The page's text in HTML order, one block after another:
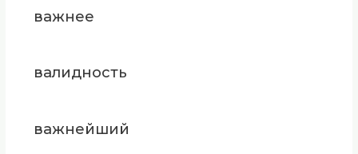
важнее
валидность
важнейший